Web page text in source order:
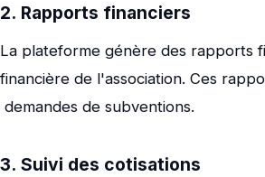
2. Rapports financiers
La plateforme génère des rapports
financière de l'association. Ces
demandes de subventions.
3. Suivi des cotisations